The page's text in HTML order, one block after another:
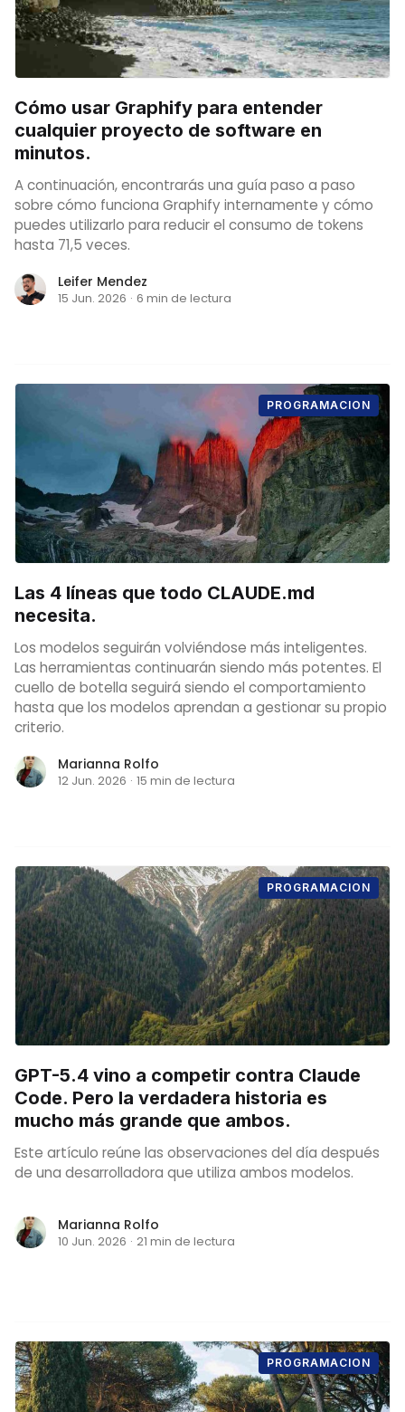
Cómo usar Graphify para entender
cualquier proyecto de software en
minutos.
A continuación, encontrarás una guía paso a paso
sobre cómo funciona Graphify internamente y cómo
puedes utilizarlo para reducir el consumo de tokens
hasta 71,5 veces.
Leifer Mendez
15 Jun. 2026 · 6 min de lectura
PROGRAMACION
Las 4 líneas que todo CLAUDE.md
necesita.
Los modelos seguirán volviéndose más inteligentes.
Las herramientas continuarán siendo más potentes. El
cuello de botella seguirá siendo el comportamiento
hasta que los modelos aprendan a gestionar su propio
criterio.
Marianna Rolfo
12 Jun. 2026 · 15 min de lectura
PROGRAMACION
GPT-5.4 vino a competir contra Claude
Code. Pero la verdadera historia es
mucho más grande que ambos.
Este artículo reúne las observaciones del día después
de una desarrolladora que utiliza ambos modelos.
Marianna Rolfo
10 Jun. 2026 · 21 min de lectura
PROGRAMACION